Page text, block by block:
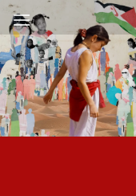
Salta
ai
contenuti